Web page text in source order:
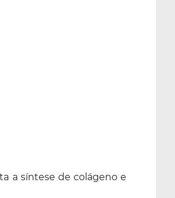
a síntese de colágeno e